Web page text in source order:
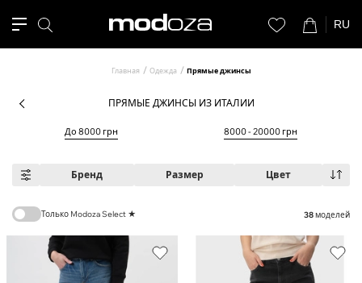
RU
Главная Одежда Прямые джинсы
ПРЯМЫЕ ДЖИНСЫ ИЗ ИТАЛИИ
До 8000 грн 8000 - 20000 грн
Бренд Размер Цвет
Только Modoza Select ★ 38моделей